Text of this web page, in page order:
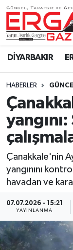
DİYARBAKIR
HABERLER
Çanakkale'nin
yangınını
havadan ve
07.07.2026 - 15:21
YAYINLANMA
BİSMİL
BAĞLAR
ERGANİ
Güncel
Resmi
Sağlık
Si̇yaset
Spor
Yaşam
Ergani
Ergani Hava
Ergani
Süper Lig
Tüm
Son Dakika
Haber Arşivi